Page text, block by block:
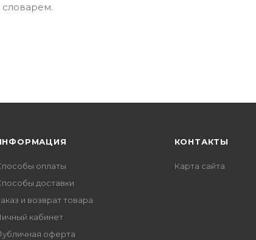
оплаты
доставки
и возврат товара
кабинет
оферта
КОНТАКТЫ
Карта сайта